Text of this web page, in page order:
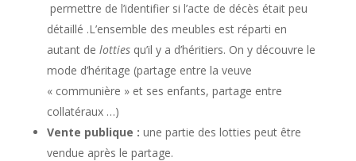
permettre de l’identifier si l’acte de décès était peu
détaillé .L’ensemble des meubles est réparti en
autant de lotties qu’il y a d’héritiers. On y découvre le
mode d’héritage (partage entre la veuve
« communière » et ses enfants, partage entre
collatéraux …)
Vente publique : une partie des lotties peut être
vendue après le partage.